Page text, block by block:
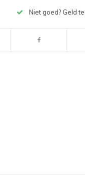
Niet goed? Geld